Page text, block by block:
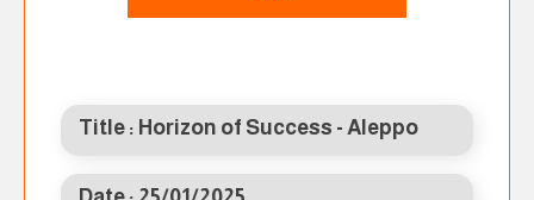
Title : Horizon of Success - Aleppo